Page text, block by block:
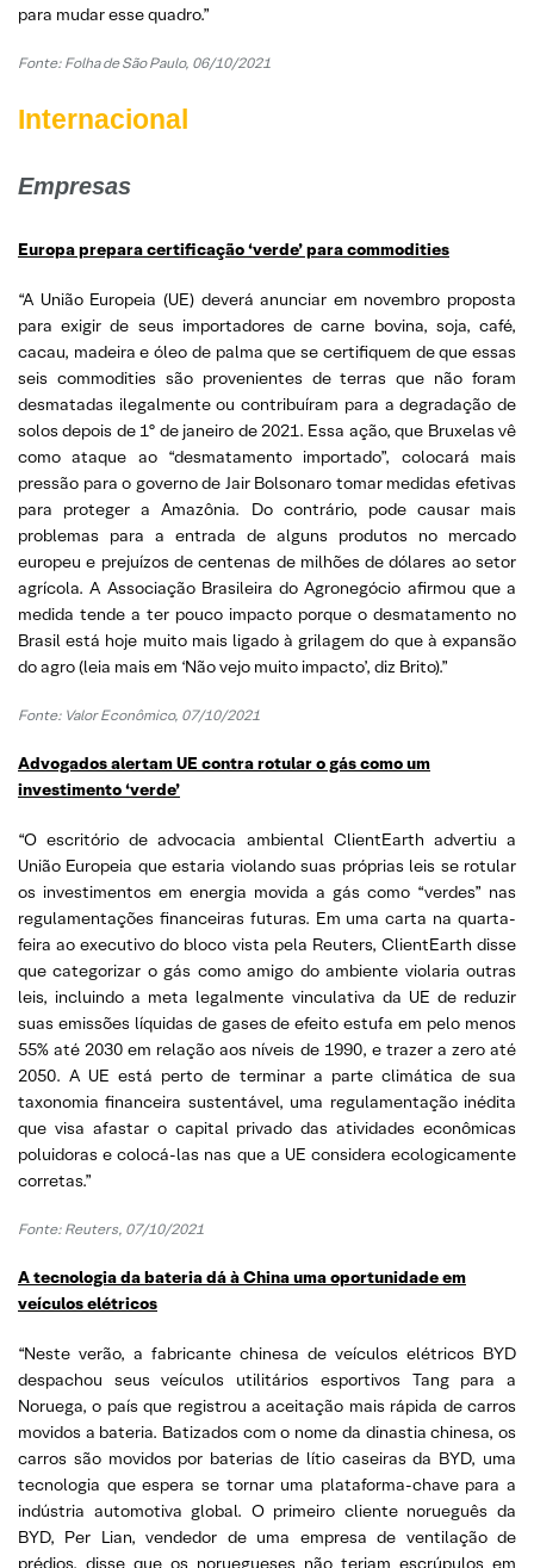
para mudar esse quadro.”
Fonte: Folha de São Paulo, 06/10/2021
Internacional
Empresas
Europa prepara certificação ‘verde’ para commodities
“A União Europeia (UE) deverá anunciar em novembro proposta
para exigir de seus importadores de carne bovina, soja, café,
cacau, madeira e óleo de palma que se certifiquem de que essas
seis commodities são provenientes de terras que não foram
desmatadas ilegalmente ou contribuíram para a degradação de
solos depois de 1º de janeiro de 2021. Essa ação, que Bruxelas vê
como ataque ao “desmatamento importado”, colocará mais
pressão para o governo de Jair Bolsonaro tomar medidas efetivas
para proteger a Amazônia. Do contrário, pode causar mais
problemas para a entrada de alguns produtos no mercado
europeu e prejuízos de centenas de milhões de dólares ao setor
agrícola. A Associação Brasileira do Agronegócio afirmou que a
medida tende a ter pouco impacto porque o desmatamento no
Brasil está hoje muito mais ligado à grilagem do que à expansão
do agro (leia mais em ‘Não vejo muito impacto’, diz Brito).”
Fonte: Valor Econômico, 07/10/2021
Advogados alertam UE contra rotular o gás como um
investimento ‘verde’
“O escritório de advocacia ambiental ClientEarth advertiu a
União Europeia que estaria violando suas próprias leis se rotular
os investimentos em energia movida a gás como “verdes” nas
regulamentações financeiras futuras. Em uma carta na quarta-
feira ao executivo do bloco vista pela Reuters, ClientEarth disse
que categorizar o gás como amigo do ambiente violaria outras
leis, incluindo a meta legalmente vinculativa da UE de reduzir
suas emissões líquidas de gases de efeito estufa em pelo menos
55% até 2030 em relação aos níveis de 1990, e trazer a zero até
2050. A UE está perto de terminar a parte climática de sua
taxonomia financeira sustentável, uma regulamentação inédita
que visa afastar o capital privado das atividades econômicas
poluidoras e colocá-las nas que a UE considera ecologicamente
corretas.”
Fonte: Reuters, 07/10/2021
A tecnologia da bateria dá à China uma oportunidade em
veículos elétricos
“Neste verão, a fabricante chinesa de veículos elétricos BYD
despachou seus veículos utilitários esportivos Tang para a
Noruega, o país que registrou a aceitação mais rápida de carros
movidos a bateria. Batizados com o nome da dinastia chinesa, os
carros são movidos por baterias de lítio caseiras da BYD, uma
tecnologia que espera se tornar uma plataforma-chave para a
indústria automotiva global. O primeiro cliente norueguês da
BYD, Per Lian, vendedor de uma empresa de ventilação de
prédios, disse que os noruegueses não teriam escrúpulos em